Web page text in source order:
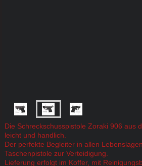
Die Schreckschusspistole Zoraki 906 aus
leicht und handlich.
Der perfekte Begleiter in allen
Taschenpistole zur Verteidigung.
Lieferung erfolgt im Koffer, mit